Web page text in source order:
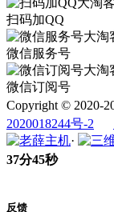
扫码加QQ
微信服务号
微信订阅号
Copyright © 2020-
2020018244号-2
·
37分45秒
反馈